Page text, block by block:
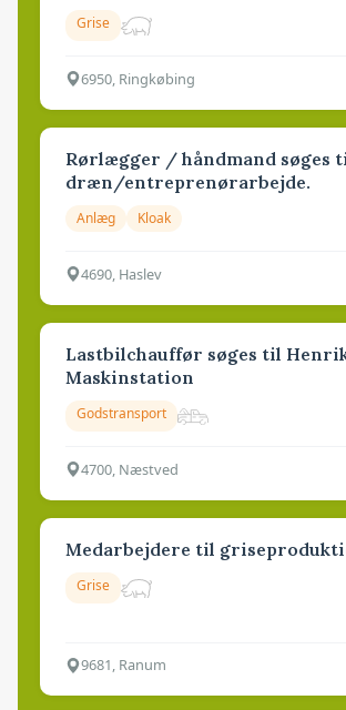
Grise
6950, Ringkøbing
Rørlægger / håndmand søges
dræn/entreprenørarbejde.
Anlæg Kloak
4690, Haslev
Lastbilchauffør søges til
Maskinstation
Godstransport
4700, Næstved
Medarbejdere til
Grise
9681, Ranum